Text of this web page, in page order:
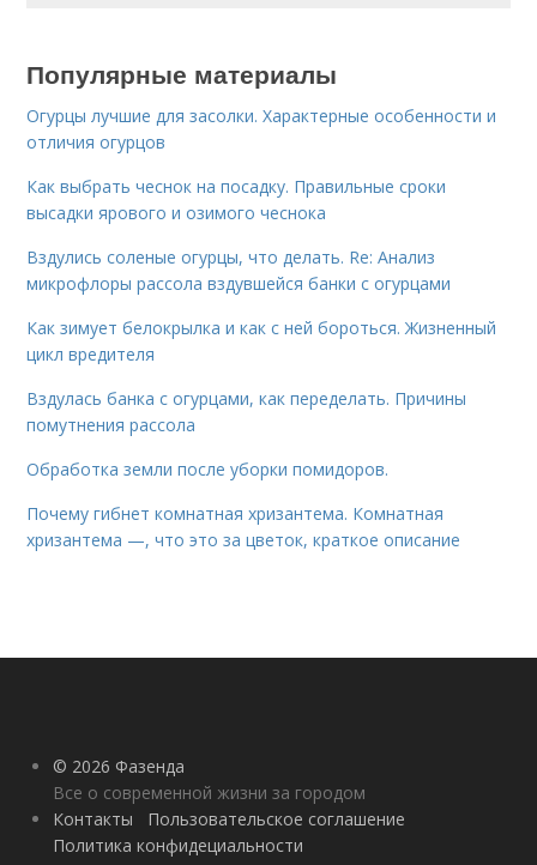
Популярные материалы
Огурцы лучшие для засолки. Характерные особенности и
отличия огурцов
Как выбрать чеснок на посадку. Правильные сроки
высадки ярового и озимого чеснока
Вздулись соленые огурцы, что делать. Re: Анализ
микрофлоры рассола вздувшейся банки с огурцами
Как зимует белокрылка и как с ней бороться. Жизненный
цикл вредителя
Вздулась банка с огурцами, как переделать. Причины
помутнения рассола
Обработка земли после уборки помидоров.
Почему гибнет комнатная хризантема. Комнатная
хризантема —, что это за цветок, краткое описание
© 2026 Фазенда
Все о современной жизни за городом
Контакты
Пользовательское соглашение
Политика конфидециальности